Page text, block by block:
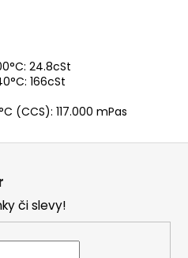
24.8cSt
166cSt
(CCS): 117.000 mPas
či slevy!